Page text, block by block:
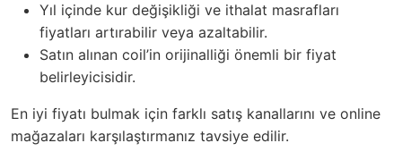
Yıl içinde kur değişikliği ve ithalat masrafları
fiyatları artırabilir veya azaltabilir.
Satın alınan coil’in orijinalliği önemli bir fiyat
belirleyicisidir.
En iyi fiyatı bulmak için farklı satış kanallarını ve online
mağazaları karşılaştırmanız tavsiye edilir.